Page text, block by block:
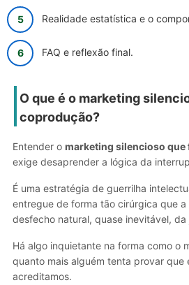
Realidade estatística e o
FAQ e reflexão final.
O que é o marketing
coprodução?
Entender o marketing silencioso que
exige desaprender a lógica da
É uma estratégia de guerrilha
entregue de forma tão cirúrgica que a
desfecho natural, quase inevitável, da
Há algo inquietante na forma como o
quanto mais alguém tenta provar que
acreditamos.